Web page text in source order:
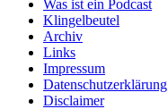
Main
menu
content
Was ist ein Podcast
Klingelbeutel
Archiv
Links
Impressum
Datenschutzerklärung
Disclaimer